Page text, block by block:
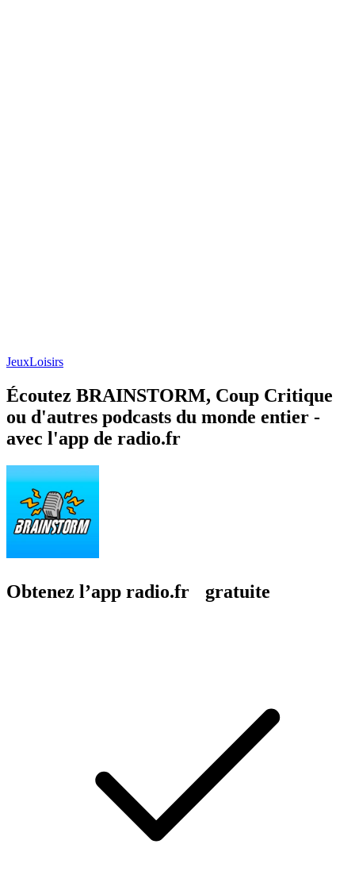
JeuxLoisirs
Écoutez BRAINSTORM, Coup Critique
ou d'autres podcasts du monde entier -
avec l'app de radio.fr
Obtenez l’app radio.fr gratuite